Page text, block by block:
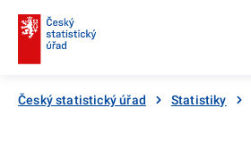
Český statistický úřad Statistiky